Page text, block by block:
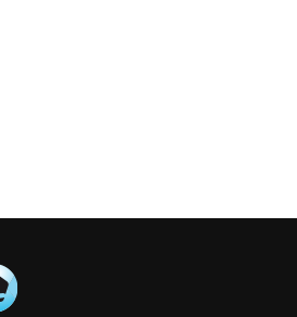
ha caratterizzato la
Juve degli anni
come stiamo